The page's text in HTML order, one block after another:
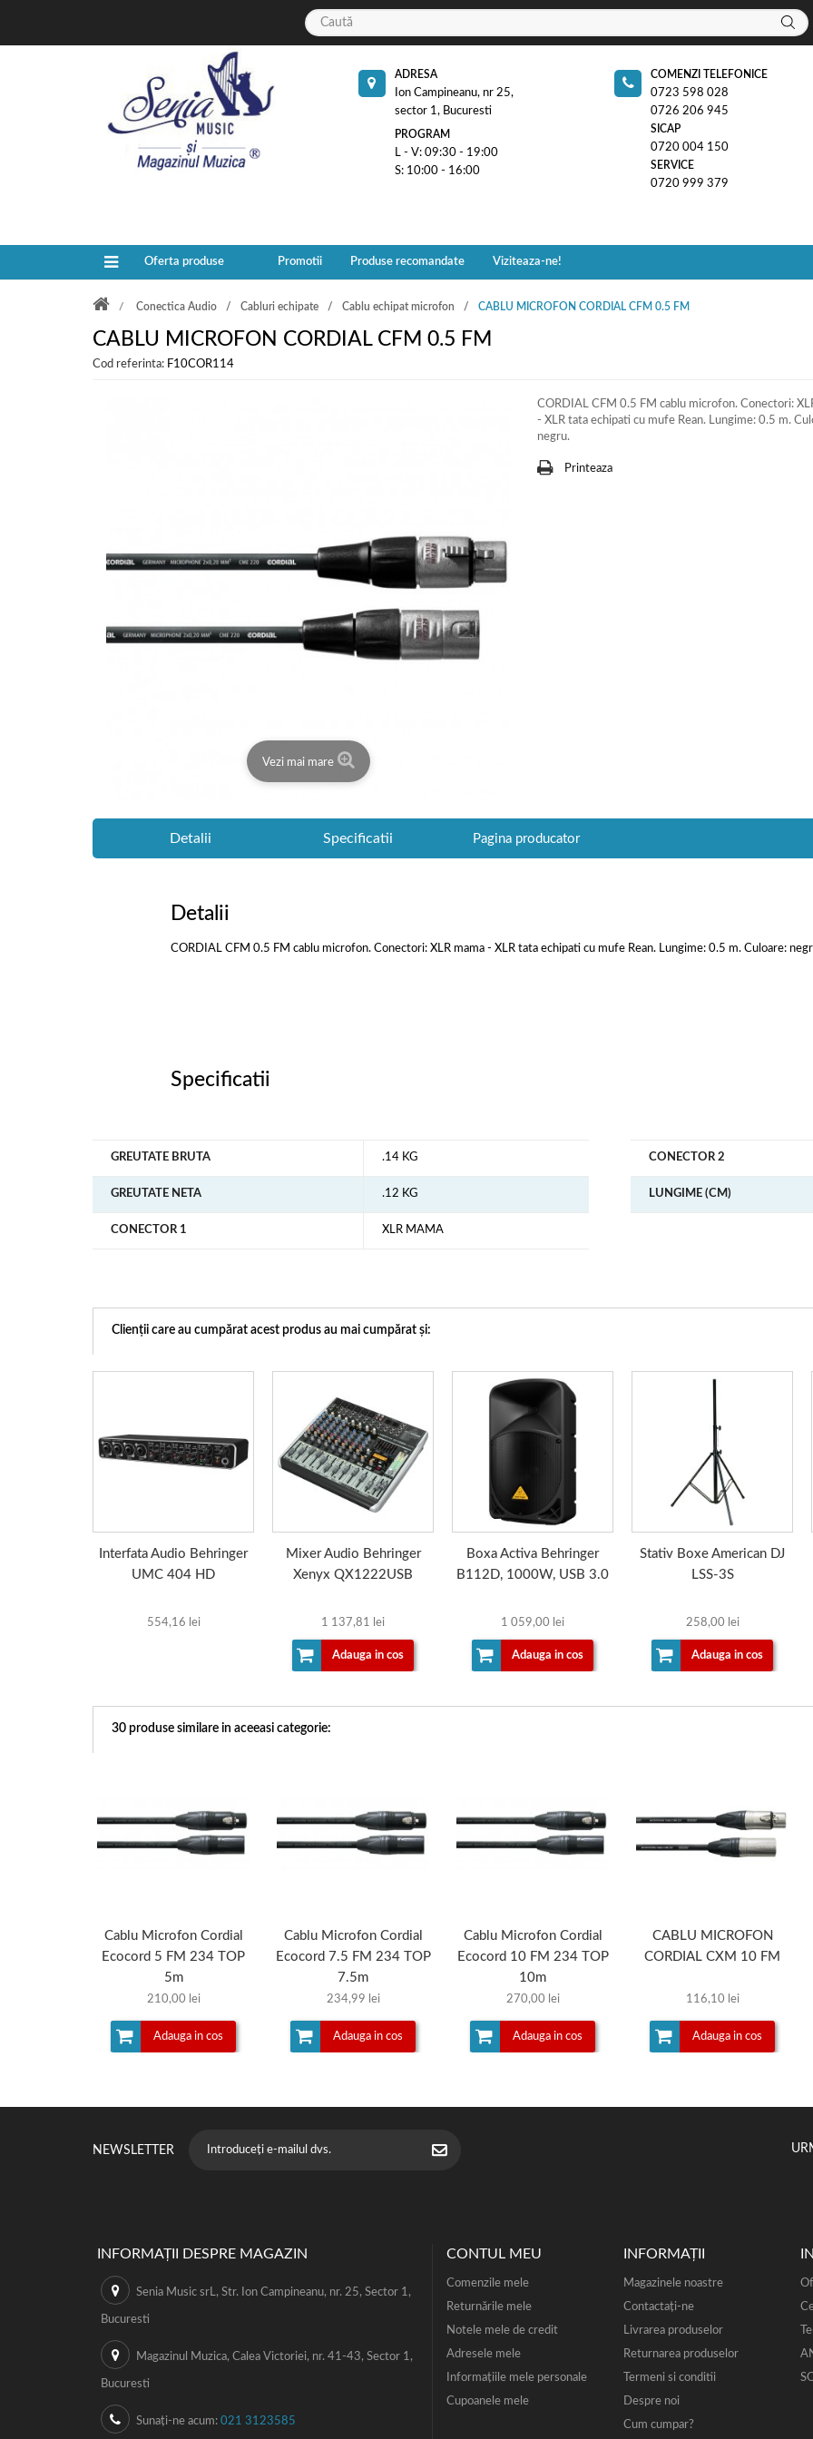
COMENZI TELEFONICE
0723 598 028
0726 206 945
SICAP
0720 004 150
SERVICE
0720 999 379
ADRESA
Ion Campineanu, nr 25,
sector 1, Bucuresti
PROGRAM
L - V: 09:30 - 19:00
S: 10:00 - 16:00
Oferta produse Promotii Produse recomandate Viziteaza-ne!
Conectica Audio Cabluri echipate Cablu echipat microfon CABLU MICROFON CORDIAL CFM 0.5 FM
CABLU MICROFON CORDIAL CFM 0.5 FM
Cod referinta: F10COR114
Vezi mai mare
CORDIAL CFM 0.5 FM cablu microfon. Conectori:
- XLR tata echipati cu mufe Rean. Lungime: 0.5 m.
negru.
Printeaza
Detalii Specificatii Pagina producator
Detalii
CORDIAL CFM 0.5 FM cablu microfon. Conectori: XLR mama - XLR tata echipati cu mufe Rean. Lungime: 0.5 m. Culoare:
Specificatii
GREUTATE BRUTA .14 KG
GREUTATE NETA .12 KG
CONECTOR 1 XLR MAMA
CONECTOR 2
LUNGIME (CM)
Clienții care au cumpărat acest produs au mai cumpărat și:
Interfata Audio Behringer
UMC 404 HD
554,16 lei
Mixer Audio Behringer
Xenyx QX1222USB
1 137,81 lei
Adauga in cos
Boxa Activa Behringer
B112D, 1000W, USB 3.0
1 059,00 lei
Adauga in cos
Stativ Boxe American DJ
LSS-3S
258,00 lei
Adauga in cos
30 produse similare in aceeasi categorie:
Cablu Microfon Cordial
Ecocord 5 FM 234 TOP
5m
210,00 lei
Adauga in cos
Cablu Microfon Cordial
Ecocord 7.5 FM 234 TOP
7.5m
234,99 lei
Adauga in cos
Cablu Microfon Cordial
Ecocord 10 FM 234 TOP
10m
270,00 lei
Adauga in cos
CABLU MICROFON
CORDIAL CXM 10 FM
116,10 lei
Adauga in cos
NEWSLETTER
INFORMAȚII DESPRE MAGAZIN
Senia Music srL, Str. Ion Campineanu, nr. 25, Sector 1,
Bucuresti
Magazinul Muzica, Calea Victoriei, nr. 41-43, Sector 1,
Bucuresti
Sunați-ne acum: 021 3123585
CONTUL MEU
Comenzile mele
Returnările mele
Notele mele de credit
Adresele mele
Informaţiile mele personale
Cupoanele mele
INFORMAŢII
Magazinele noastre
Contactați-ne
Livrarea produselor
Returnarea produselor
Termeni si conditii
Despre noi
Cum cumpar?